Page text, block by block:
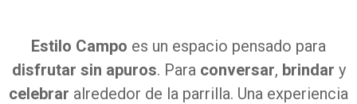
Estilo Campo es un espacio pensado para
disfrutar sin apuros. Para conversar, brindar y
celebrar alrededor de la parrilla. Una experiencia